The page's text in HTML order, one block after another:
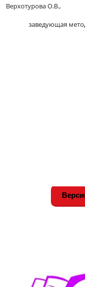
Верхотурова О.В.,
заведующая